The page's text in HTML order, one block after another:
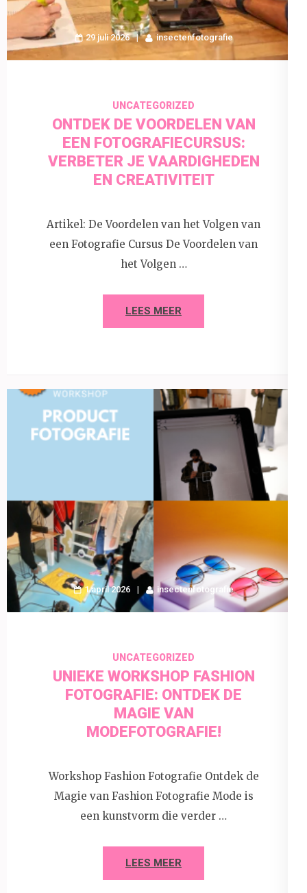
29 juli 2026 insectenfotografie
UNCATEGORIZED
ONTDEK DE VOORDELEN VAN
EEN FOTOGRAFIECURSUS:
VERBETER JE VAARDIGHEDEN
EN CREATIVITEIT
Artikel: De Voordelen van het Volgen van
een Fotografie Cursus De Voordelen van
het Volgen …
LEES MEER
1 april 2026 insectenfotografie
UNCATEGORIZED
UNIEKE WORKSHOP FASHION
FOTOGRAFIE: ONTDEK DE
MAGIE VAN
MODEFOTOGRAFIE!
Workshop Fashion Fotografie Ontdek de
Magie van Fashion Fotografie Mode is
een kunstvorm die verder …
LEES MEER